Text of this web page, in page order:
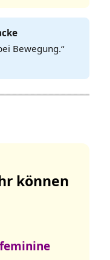
Bewegung.“
können